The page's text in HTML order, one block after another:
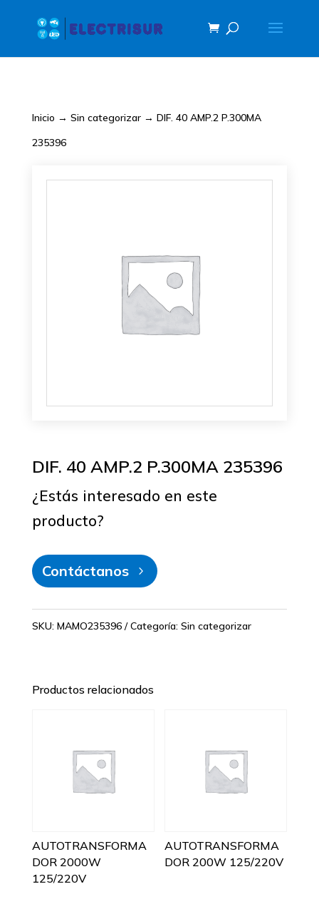
Inicio → Sin categorizar→ DIF. 40 AMP.2 P.300MA
235396
DIF. 40 AMP.2 P.300MA 235396
¿Estás interesado en este
producto?
Contáctanos
SKU: MAMO235396 Categoría: Sin categorizar
Productos relacionados
AUTOTRANSFORMA
DOR 2000W
125/220V
AUTOTRANSFORMA
DOR 200W 125/220V